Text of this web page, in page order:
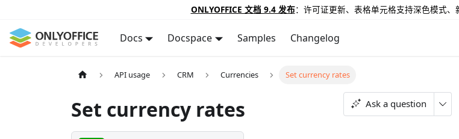
ONLYOFFICE 文档 9.4 发布：许可证更新、表格单元格支持深色模式、
Docs Docspace Samples Changelog
API usage CRM Currencies Set currency rates
Set currency rates Ask a question